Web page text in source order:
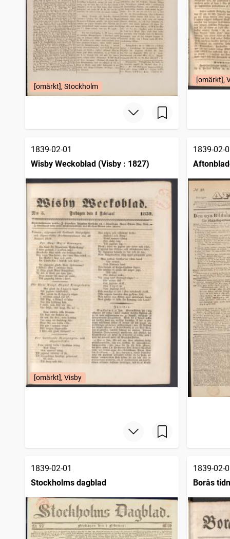
[omärkt], Stockholm
[omärkt],
1839-02-01
Wisby Weckoblad (Visby : 1827)
[omärkt], Visby
1839-02-
1839-02-01
Stockholms dagblad
1839-02-
Borås